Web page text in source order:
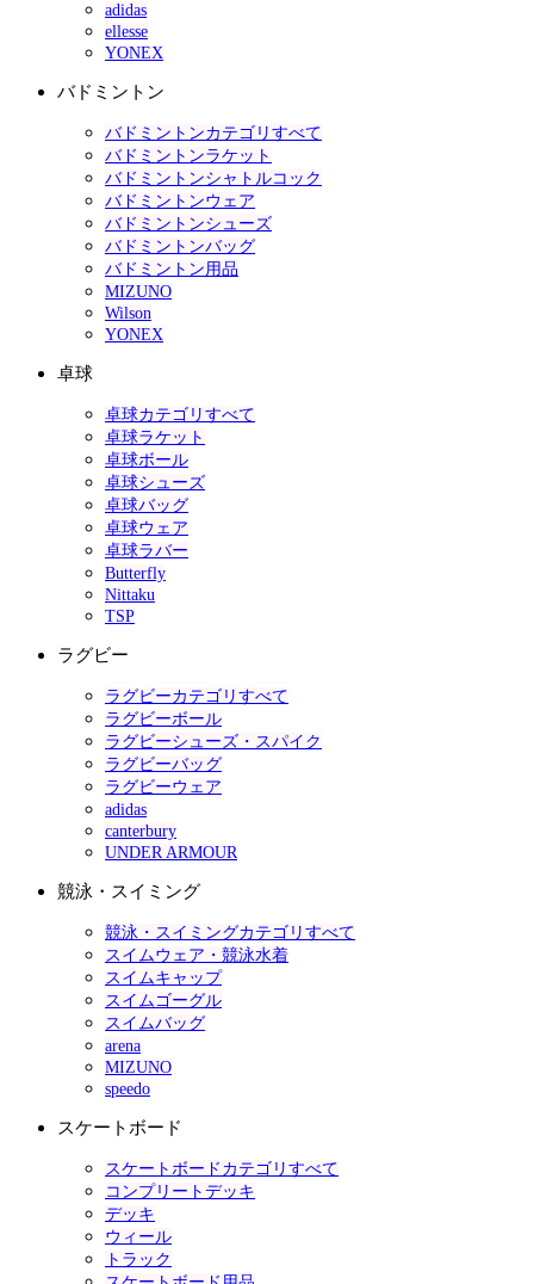
adidas
ellesse
YONEX
バドミントン
バドミントンカテゴリすべて
バドミントンラケット
バドミントンシャトルコック
バドミントンウェア
バドミントンシューズ
バドミントンバッグ
バドミントン用品
MIZUNO
Wilson
YONEX
卓球
卓球カテゴリすべて
卓球ラケット
卓球ボール
卓球シューズ
卓球バッグ
卓球ウェア
卓球ラバー
Butterfly
Nittaku
TSP
ラグビー
ラグビーカテゴリすべて
ラグビーボール
ラグビーシューズ・スパイク
ラグビーバッグ
ラグビーウェア
adidas
canterbury
UNDER ARMOUR
競泳・スイミング
競泳・スイミングカテゴリすべて
スイムウェア・競泳水着
スイムキャップ
スイムゴーグル
スイムバッグ
arena
MIZUNO
speedo
スケートボード
スケートボードカテゴリすべて
コンプリートデッキ
デッキ
ウィール
トラック